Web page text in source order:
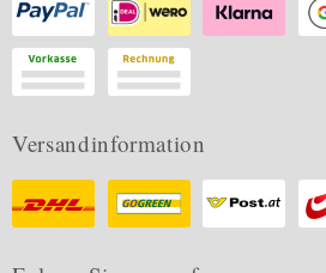
Versandinformation